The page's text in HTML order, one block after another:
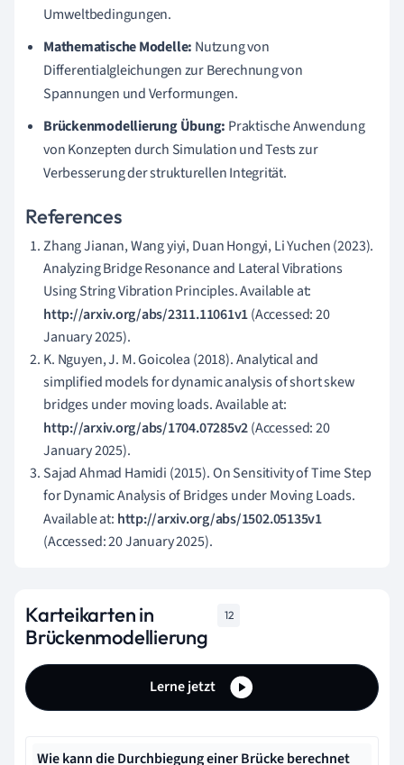
Umweltbedingungen.
Mathematische Modelle: Nutzung von
Differentialgleichungen zur Berechnung von
Spannungen und Verformungen.
Brückenmodellierung Übung: Praktische Anwendung
von Konzepten durch Simulation und Tests zur
Verbesserung der strukturellen Integrität.
References
Zhang Jianan, Wang yiyi, Duan Hongyi, Li Yuchen (2023).
Analyzing Bridge Resonance and Lateral Vibrations
Using String Vibration Principles. Available at:
http://arxiv.org/abs/2311.11061v1(Accessed: 20
January 2025).
K. Nguyen, J. M. Goicolea (2018). Analytical and
simplified models for dynamic analysis of short skew
bridges under moving loads. Available at:
http://arxiv.org/abs/1704.07285v2(Accessed: 20
January 2025).
Sajad Ahmad Hamidi (2015). On Sensitivity of Time Step
for Dynamic Analysis of Bridges under Moving Loads.
Available at: http://arxiv.org/abs/1502.05135v1
(Accessed: 20 January 2025).
Karteikarten in
Brückenmodellierung
12
Lerne jetzt
Wie kann die Durchbiegung einer Brücke berechnet